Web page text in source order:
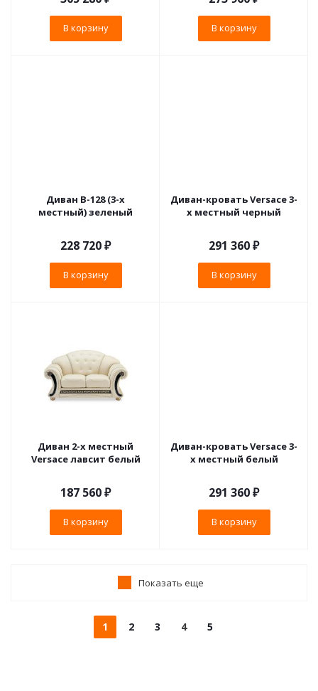
В корзину В корзину
Диван B-128 (3-х
местный) зеленый
228 720₽
В корзину
Диван-кровать Versace 3-
х местный черный
291 360₽
В корзину
Диван 2-х местный
Versace лавсит белый
187 560₽
В корзину
Диван-кровать Versace 3-
х местный белый
291 360₽
В корзину
Показать еще
1 2 3 4 5